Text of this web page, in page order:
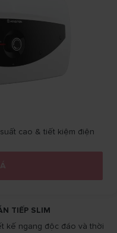
cao & tiết kiệm điện
TIẾP SLIM
kế ngang độc đáo và thời